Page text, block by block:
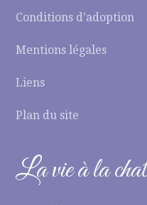
Conditions d’adoption
Mentions légales
Liens
Plan du site
La vie à la